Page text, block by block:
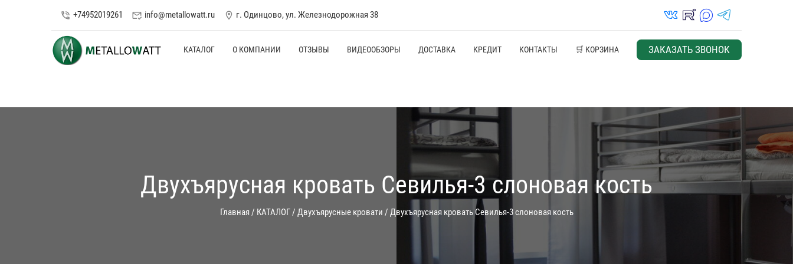
phone_in_talk +74952019261 mark_email_read info@metallowatt.ru location_on г. Одинцово, ул. Железнодорожная 38 vk_in rutube_in max_s telegrams_in
КАТАЛОГ О КОМПАНИИ ОТЗЫВЫ ВИДЕООБЗОРЫ ДОСТАВКА КРЕДИТ КОНТАКТЫ 🛒 КОРЗИНА ЗАКАЗАТЬ ЗВОНОК
Двухъярусная кровать Севилья-3 слоновая кость
Главная / КАТАЛОГ/ Двухъярусные кровати / Двухъярусная кровать Севилья-3 слоновая кость